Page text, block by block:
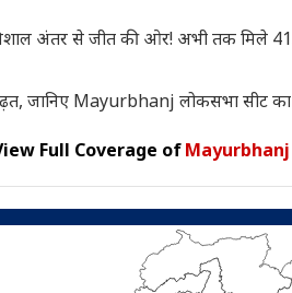
अंतर से जीत की ओर! अभी तक मिले
जानिए Mayurbhanj लोकसभा सीट
Full Coverage of